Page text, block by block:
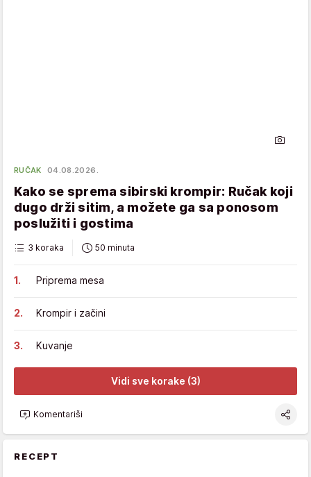
RUČAK 04.08.2026.
Kako se sprema sibirski krompir: Ručak koji
dugo drži sitim, a možete ga sa ponosom
poslužiti i gostima
3 koraka 50 minuta
Priprema mesa
Krompir i začini
Kuvanje
Vidi sve korake (3)
Komentariši
RECEPT